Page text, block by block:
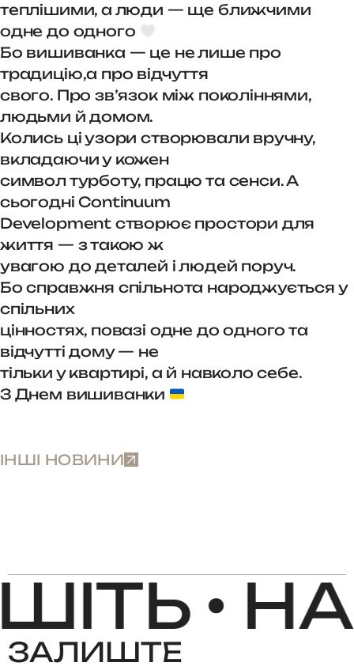
теплішими, а люди — ще ближчими
одне до одного
Бо вишиванка — це не лише про
традицію,а про відчуття
свого. Про зв’язок між поколіннями,
людьми й домом.
Колись ці узори створювали вручну,
вкладаючи у кожен
символ турботу, працю та сенси. А
сьогодні Continuum
Development створює простори для
життя — з такою ж
увагою до деталей і людей поруч.
Бо справжня спільнота народжується у
спільних
цінностях, повазі одне до одного та
відчутті дому — не
тільки у квартирі, а й навколо себе.
З Днем вишиванки
ІНШІ НОВИНИ
•
ЗАЛИШТЕ